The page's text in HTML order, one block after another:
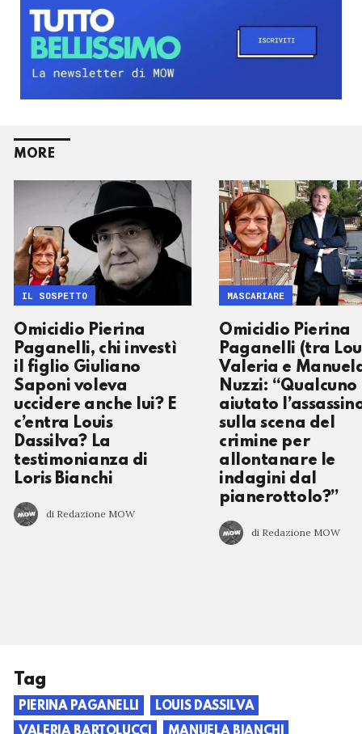
MORE
Omicidio Pierina
Paganelli, chi investì
il figlio Giuliano
Saponi voleva
uccidere anche lui? E
c’entra Louis
Dassilva? La
testimonianza di
Loris Bianchi
di Redazione MOW
IL SOSPETTO
Omicidio Pierina
Paganelli (tra
Valeria e
Nuzzi: “Qualcuno
aiutato
sulla scena del
crimine per
allontanare le
indagini dal
pianerottolo?”
di Redazione MOW
MASCARIARE
Tag
PIERINA PAGANELLI
LOUIS DASSILVA